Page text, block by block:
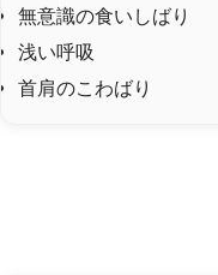
無意識の食いしばり
浅い呼吸
首肩のこわばり